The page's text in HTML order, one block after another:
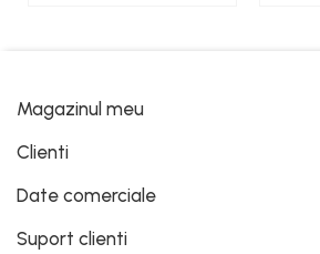
Magazinul meu
Clienti
Date comerciale
Suport clienti